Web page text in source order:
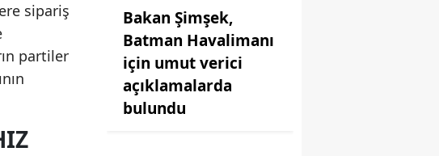
sipariş
partiler
Bakan Şimşek,
Batman Havalimanı
için umut verici
açıklamalarda
bulundu